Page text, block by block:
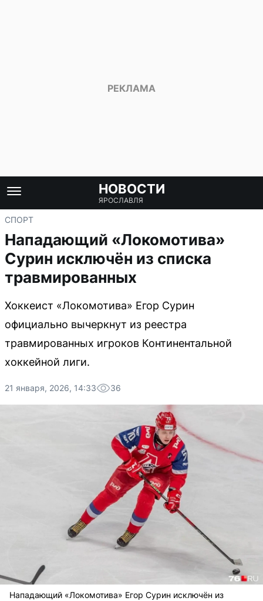
НОВОСТИ
ЯРОСЛАВЛЯ
СПОРТ
Нападающий «Локомотива»
Сурин исключён из списка
травмированных
Хоккеист «Локомотива» Егор Сурин
официально вычеркнут из реестра
травмированных игроков Континентальной
хоккейной лиги.
21 января, 2026, 14:33 36
Нападающий «Локомотива» Егор Сурин исключён из